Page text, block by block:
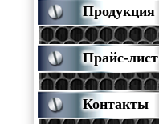
Продукция
Прайс-лист
Контакты